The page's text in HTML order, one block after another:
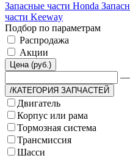
Запасные части Honda
части Keeway
Подбор по параметрам
Распродажа
Акции
Цена (руб.)
—
/КАТЕГОРИЯ ЗАПЧАСТЕЙ
Двигатель
Корпус или рама
Тормозная система
Трансмиссия
Шасси